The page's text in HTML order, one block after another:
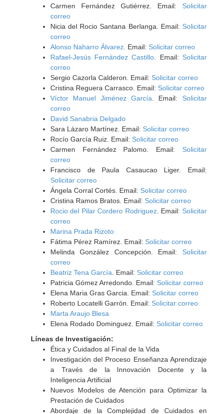
Carmen Fernández Gutiérrez. Email: Solicitar
correo
Nicia del Rocio Santana Berlanga. Email: Solicitar
correo
Alonso Naharro Álvarez. Email: Solicitar correo
Rafael-Jesús Fernández Castillo . Email: Solicitar
correo
Sergio Cazorla Calderon. Email: Solicitar correo
Cristina Reguera Carrasco. Email: Solicitar correo
Víctor Manuel Jiménez García . Email: Solicitar
correo
David Sanabria Delgado
Sara Lázaro Martínez. Email: Solicitar correo
Rocío García Ruiz. Email: Solicitar correo
Carmen Fernández Palomo. Email: Solicitar
correo
Francisco de Paula Casaucao Liger. Email:
Solicitar correo
Ángela Corral Cortés. Email: Solicitar correo
Cristina Ramos Bratos. Email: Solicitar correo
Rocio del Pilar Cordero Rodriguez. Email: Solicitar
correo
Marina Prada Rizoto
Fátima Pérez Ramírez. Email: Solicitar correo
Melinda González Concepción. Email: Solicitar
correo
Beatriz Tena García . Email: Solicitar correo
Patricia Gómez Arredondo. Email: Solicitar correo
Elena Maria Gras Garcia. Email: Solicitar correo
Roberto Locatelli Garrón. Email: Solicitar correo
Marta Araujo Blesa
Elena Rodado Dominguez. Email: Solicitar correo
Líneas de Investigación:
Ética y Cuidados al Final de la Vida
Investigación del Proceso Enseñanza Aprendizaje
a Través de la Innovación Docente y la
Inteligencia Artificial
Nuevos Modelos de Atención para Optimizar la
Prestación de Cuidados
Abordaje de la Complejidad de Cuidados en